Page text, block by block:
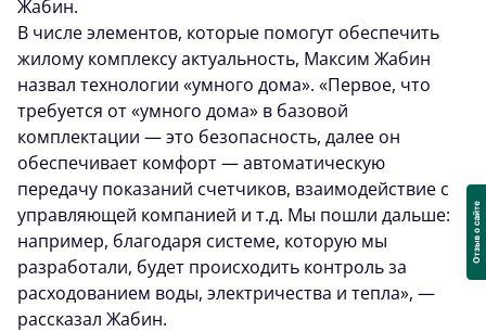
Жабин.
В числе элементов, которые помогут обеспечить
жилому комплексу актуальность, Максим Жабин
назвал технологии «умного дома». «Первое, что
требуется от «умного дома» в базовой
комплектации — это безопасность, далее он
обеспечивает комфорт — автоматическую
передачу показаний счетчиков, взаимодействие с
управляющей компанией и т.д. Мы пошли дальше:
например, благодаря системе, которую мы
разработали, будет происходить контроль за
расходованием воды, электричества и тепла», —
рассказал Жабин.